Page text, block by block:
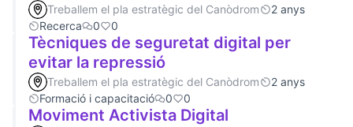
Treballem el pla estratègic del Canòdrom
2 anys
Recerca
0 0
Tècniques de seguretat digital per
evitar la repressió
Treballem el pla estratègic del Canòdrom
2 anys
Formació i capacitació
0 0
Moviment Activista Digital